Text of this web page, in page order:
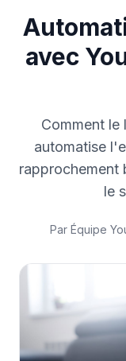
avec
Comment
automatise
rapprochement
le
Par Équipe